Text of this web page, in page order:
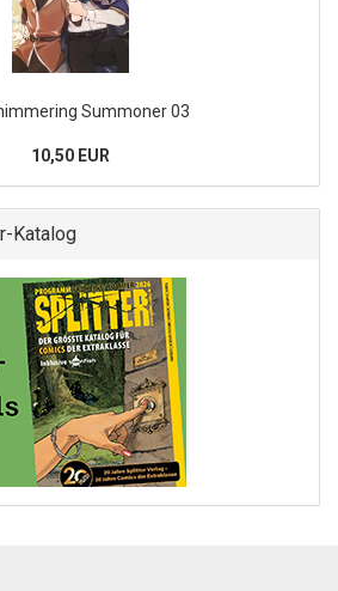
Summoner 03
10,50 EUR
Katalog